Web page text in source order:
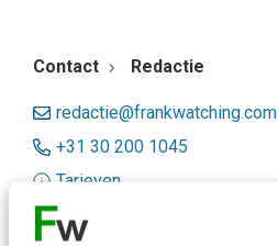
Contact Redactie
redactie@frankwatching.com
+31 30 200 1045
Tarieven
Meer contactopties